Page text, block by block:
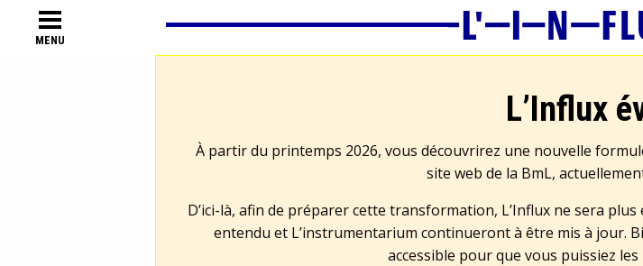
MENU
L’Influx
À partir du printemps 2026, vous découvrirez une nouvelle
site web de la BmL,
D’ici-là, afin de préparer cette transformation, L’Influx ne sera
entendu et L’instrumentarium continueront à être mis à jour.
accessible pour que vous puissiez